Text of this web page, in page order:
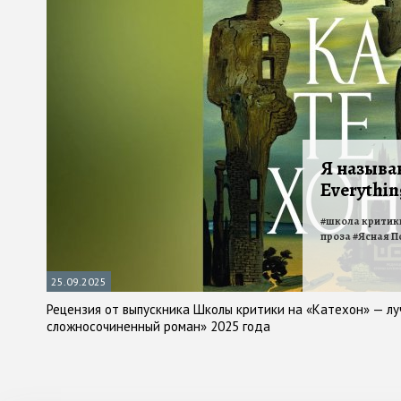
25.09.2025
Я
Рецензия от выпускника Школы критики на «Катехон» —
сложносочиненный роман» 2025 года
#школа
проза#Ясная